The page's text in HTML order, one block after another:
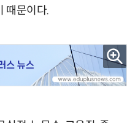
때문이다.